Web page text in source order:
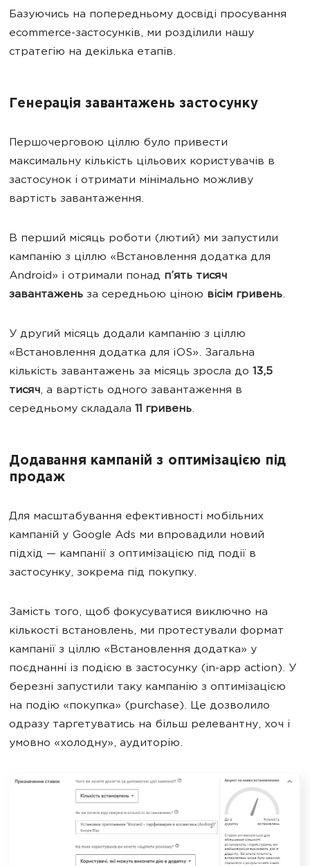
Базуючись на попередньому досвіді просування
ecommerce-застосунків, ми розділили нашу
стратегію на декілька етапів.
Генерація завантажень застосунку
Першочерговою ціллю було привести
максимальну кількість цільових користувачів в
застосунок і отримати мінімально можливу
вартість завантаження.
В перший місяць роботи (лютий) ми запустили
кампанію з ціллю «Встановлення додатка для
Android» і отримали понад п’ять тисяч
завантажень за середньою ціною вісім гривень.
У другий місяць додали кампанію з ціллю
«Встановлення додатка для іOS». Загальна
кількість завантажень за місяць зросла до 13,5
тисяч, а вартість одного завантаження в
середньому складала 11 гривень.
Додавання кампаній з оптимізацією під
продаж
Для масштабування ефективності мобільних
кампаній у Google Ads ми впровадили новий
підхід — кампанії з оптимізацією під події в
застосунку, зокрема під покупку.
Замість того, щоб фокусуватися виключно на
кількості встановлень, ми протестували формат
кампанії з ціллю «Встановлення додатка» у
поєднанні із подією в застосунку (in-app action). У
березні запустили таку кампанію з оптимізацією
на подію «покупка» (purchase). Це дозволило
одразу таргетуватись на більш релевантну, хоч і
умовно «холодну», аудиторію.